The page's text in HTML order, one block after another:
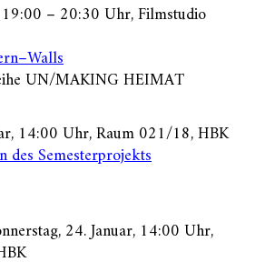
– 20:30 Uhr, Filmstudio
UN/MAKING HEIMAT
14:00 Uhr, Raum 021/18, HBK
des Semesterprojekts
24. Januar, 14:00 Uhr,